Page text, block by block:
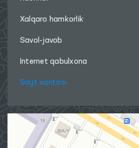
Xalqaro hamkorlik
Savol-javob
Internet qabulxona
Sayt xaritasi